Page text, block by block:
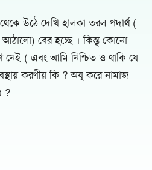
উঠে দেখি হালকা তরল পদার্থ (
আঠালো) বের হচ্ছে । কিন্তু কোনো
নেই ( এবং আমি নিশ্চিত ও থাকি যে
করণীয় কি ? অযু করে নামাজ
?